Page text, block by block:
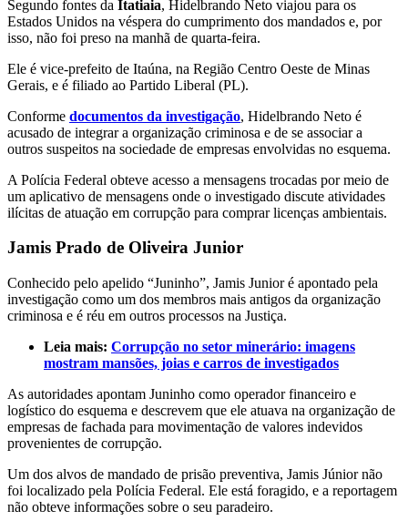
Segundo fontes da Itatiaia, Hidelbrando Neto viajou para os
Estados Unidos na véspera do cumprimento dos mandados e, por
isso, não foi preso na manhã de quarta-feira.
Ele é vice-prefeito de Itaúna, na Região Centro Oeste de Minas
Gerais, e é filiado ao Partido Liberal (PL).
Conforme documentos da investigação, Hidelbrando Neto é
acusado de integrar a organização criminosa e de se associar a
outros suspeitos na sociedade de empresas envolvidas no esquema.
A Polícia Federal obteve acesso a mensagens trocadas por meio de
um aplicativo de mensagens onde o investigado discute atividades
ilícitas de atuação em corrupção para comprar licenças ambientais.
Jamis Prado de Oliveira Junior
Conhecido pelo apelido “Juninho”, Jamis Junior é apontado pela
investigação como um dos membros mais antigos da organização
criminosa e é réu em outros processos na Justiça.
Leia mais: Corrupção no setor minerário: imagens
mostram mansões, joias e carros de investigados
As autoridades apontam Juninho como operador financeiro e
logístico do esquema e descrevem que ele atuava na organização de
empresas de fachada para movimentação de valores indevidos
provenientes de corrupção.
Um dos alvos de mandado de prisão preventiva, Jamis Júnior não
foi localizado pela Polícia Federal. Ele está foragido, e a reportagem
não obteve informações sobre o seu paradeiro.